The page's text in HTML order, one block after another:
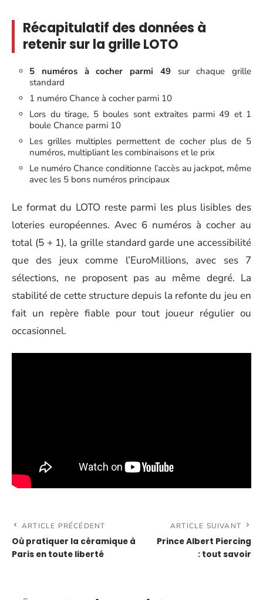
Récapitulatif des données à
retenir sur la grille LOTO
5 numéros à cocher parmi 49sur chaque grille
standard
1 numéro Chance à cocher parmi 10
Lors du tirage, 5 boules sont extraites parmi 49 et 1
boule Chance parmi 10
Les grilles multiples permettent de cocher plus de 5
numéros, multipliant les combinaisons et le prix
Le numéro Chance conditionne l’accès au jackpot, même
avec les 5 bons numéros principaux
Le format du LOTO reste parmi les plus lisibles des
loteries européennes. Avec 6 numéros à cocher au
total (5 + 1), la grille standard garde une accessibilité
que des jeux comme l’EuroMillions, avec ses 7
sélections, ne proposent pas au même degré. La
stabilité de cette structure depuis la refonte du jeu en
fait un repère fiable pour tout joueur régulier ou
occasionnel.
ARTICLE PRÉCÉDENT
Où pratiquer la céramique à
Paris en toute liberté
ARTICLE SUIVANT
Prince Albert Piercing
: tout savoir